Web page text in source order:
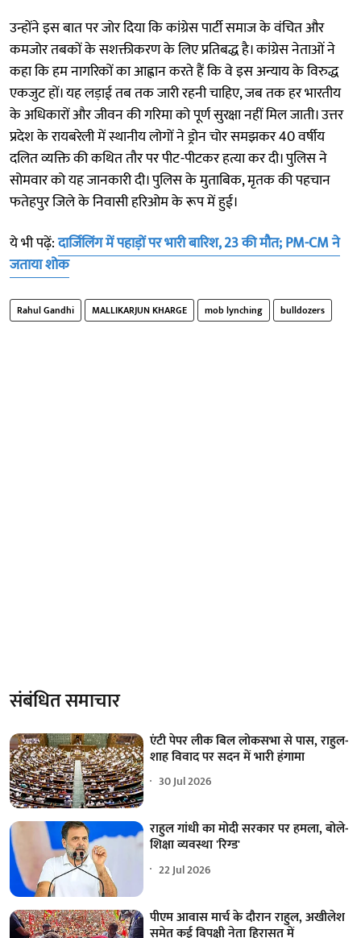
उन्होंने इस बात पर जोर दिया कि कांग्रेस पार्टी समाज के वंचित और
कमजोर तबकों के सशक्तीकरण के लिए प्रतिबद्ध है। कांग्रेस नेताओं ने
कहा कि हम नागरिकों का आह्वान करते हैं कि वे इस अन्याय के विरुद्ध
एकजुट हों। यह लड़ाई तब तक जारी रहनी चाहिए, जब तक हर भारतीय
के अधिकारों और जीवन की गरिमा को पूर्ण सुरक्षा नहीं मिल जाती। उत्तर
प्रदेश के रायबरेली में स्थानीय लोगों ने ड्रोन चोर समझकर 40 वर्षीय
दलित व्यक्ति की कथित तौर पर पीट-पीटकर हत्या कर दी। पुलिस ने
सोमवार को यह जानकारी दी। पुलिस के मुताबिक, मृतक की पहचान
फतेहपुर जिले के निवासी हरिओम के रूप में हुई।
ये भी पढ़ें:दार्जिलिंग में पहाड़ों पर भारी बारिश, 23 की मौत; PM-CM ने
जताया शोक
Rahul Gandhi MALLIKARJUN KHARGE mob lynching bulldozers
संबंधित समाचार
एंटी पेपर लीक बिल लोकसभा से पास, राहुल-
शाह विवाद पर सदन में भारी हंगामा
30 Jul 2026
राहुल गांधी का मोदी सरकार पर हमला, बोले-
शिक्षा व्यवस्था 'रिग्ड'
22 Jul 2026
पीएम आवास मार्च के दौरान राहुल, अखीलेश
समेत कई विपक्षी नेता हिरासत में